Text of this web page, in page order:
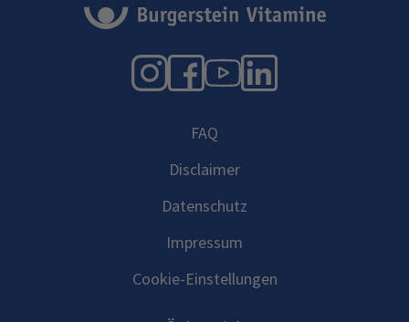
Instagram
Facebook
YouTube
LinkedIn
FAQ
Disclaimer
Datenschutz
Impressum
Cookie-Einstellungen